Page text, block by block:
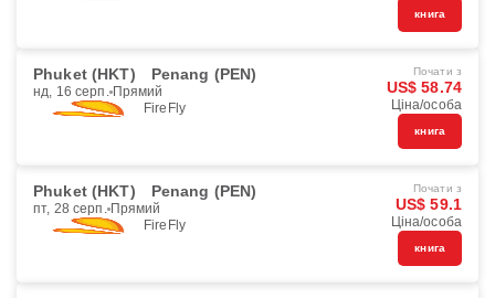
книга
Phuket (HKT) Penang (PEN)
нд, 16 серп. Прямий
FireFly
Почати з
US$ 58.74
Ціна/особа
книга
Phuket (HKT) Penang (PEN)
пт, 28 серп. Прямий
FireFly
Почати з
US$ 59.1
Ціна/особа
книга